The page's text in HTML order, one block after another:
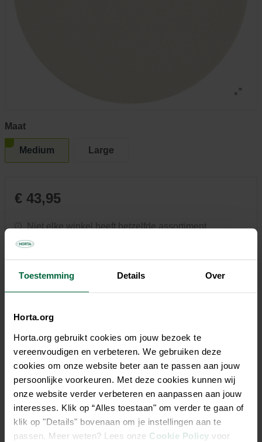
Toestemming Details Over
Horta.org
Horta.org gebruikt cookies om jouw bezoek te
vereenvoudigen en verbeteren. We gebruiken deze
cookies om onze website beter aan te passen aan jouw
persoonlijke voorkeuren. Met deze cookies kunnen wij
onze website verder verbeteren en aanpassen aan jouw
interesses. Klik op “Alles toestaan" om verder te gaan of
klik op "Details" bovenaan om je instellingen aan te
passen. Meer weten? Lees onze Cookie Policy voor
Maat
Medium Large
€ 43,95
Niet elke winkel heeft hetzelfde assortiment
De heerlijkste steenoven pizza’s zo uit je kamado BBQ!
Pizza bakken op je keramische BBQ doe je natuurlijk met de
pizzasteen van The Bastard. De pizzastenen van The
Bastard zijn gemaakt van speciaal cordieriet keramiek en op
zeer hoge temperatuur gefabriceerd. Ze zijn daarom geschikt
om op hoge temperaturen pizza mee te bakken. Wij
adviseren de pizzasteen te gebruiken in combinatie met de
Plate setter / Heat deflector om verbranding van de pizza op